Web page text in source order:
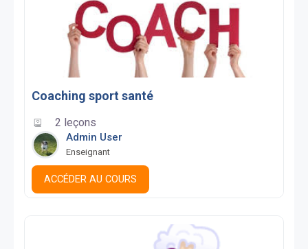
Coaching sport santé
2 leçons
Admin User
Enseignant
ACCÉDER AU COURS